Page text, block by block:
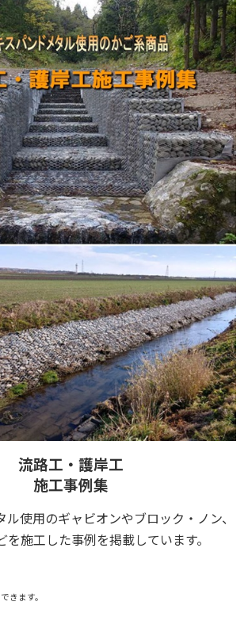
流路工・護岸工
施工事例集
使用のギャビオンやブロック・ノン、
を施工した事例を掲載しています。
きます。